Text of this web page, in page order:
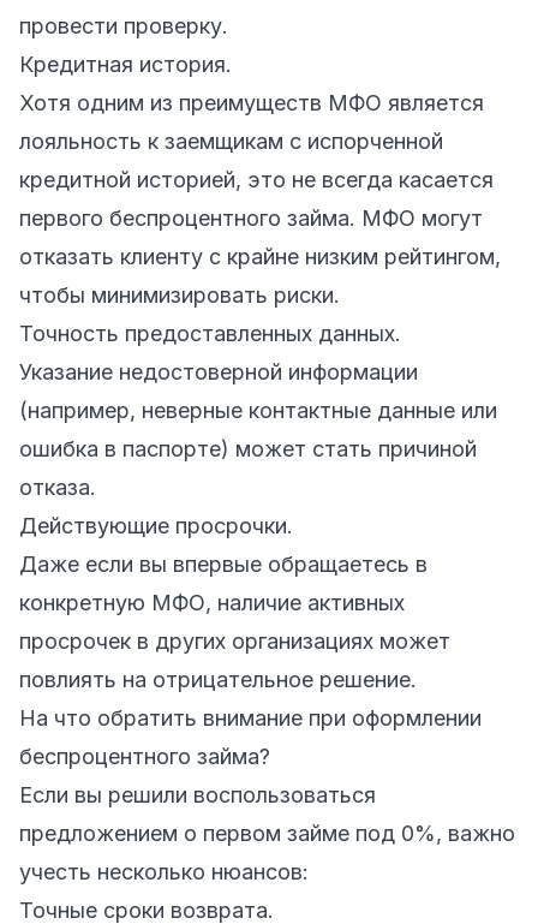
провести проверку.
Кредитная история.
Хотя одним из преимуществ МФО является
лояльность к заемщикам с испорченной
кредитной историей, это не всегда касается
первого беспроцентного займа. МФО могут
отказать клиенту с крайне низким рейтингом,
чтобы минимизировать риски.
Точность предоставленных данных.
Указание недостоверной информации
(например, неверные контактные данные или
ошибка в паспорте) может стать причиной
отказа.
Действующие просрочки.
Даже если вы впервые обращаетесь в
конкретную МФО, наличие активных
просрочек в других организациях может
повлиять на отрицательное решение.
На что обратить внимание при оформлении
беспроцентного займа?
Если вы решили воспользоваться
предложением о первом займе под 0%, важно
учесть несколько нюансов:
Точные сроки возврата.